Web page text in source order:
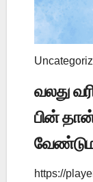
வலது
பின்
https://